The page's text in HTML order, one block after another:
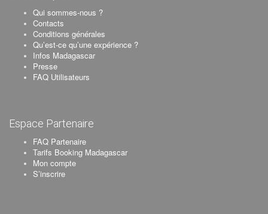
Qui sommes-nous ?
Contacts
Conditions générales
Qu’est-ce qu’une expérience ?
Infos Madagascar
Presse
FAQ Utilisateurs
Espace Partenaire
FAQ Partenaire
Tarifs Booking Madagascar
Mon compte
S’inscrire